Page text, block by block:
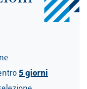
5 giorni